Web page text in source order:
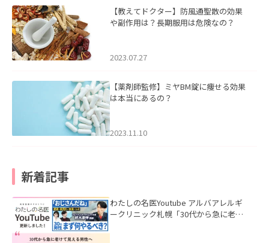
【教えてドクター】防風通聖散の効果
や副作用は？長期服用は危険なの？
2023.07.27
【薬剤師監修】ミヤBM錠に痩せる効果
は本当にあるの？
2023.11.10
新着記事
わたしの名医Youtube アルバアレルギ
ークリニック札幌「30代から急に老け